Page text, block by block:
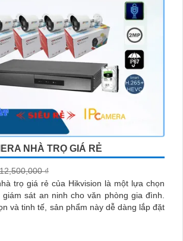
NHÀ TRỌ GIÁ RẺ
12,500,000 ₫
trọ giá rẻ của Hikvision là một lựa chọn
sát an ninh cho văn phòng gia đình.
và tinh tế, sản phẩm này dễ dàng lắp đặt